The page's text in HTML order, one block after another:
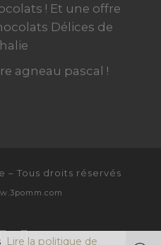
! Et une offre
Délices de
agneau pascal !
– Tous droits réservés
Lire la politique de